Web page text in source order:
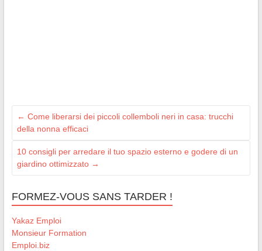
← Come liberarsi dei piccoli collemboli neri in casa: trucchi
della nonna efficaci
10 consigli per arredare il tuo spazio esterno e godere di un
giardino ottimizzato →
FORMEZ-VOUS SANS TARDER !
Yakaz Emploi
Monsieur Formation
Emploi.biz